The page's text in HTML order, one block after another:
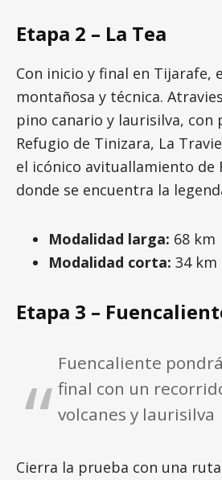
Etapa 2 – La Tea
Con inicio y final en Tijarafe,
montañosa y técnica.
pino canario y laurisilva, con
Refugio de Tinizara, La
el icónico avituallamiento de
donde se encuentra la
Modalidad larga: 68 km
Modalidad corta: 34 km
Etapa 3 –
Fuencaliente
final con un
volcanes y laurisilva
Cierra la prueba con una